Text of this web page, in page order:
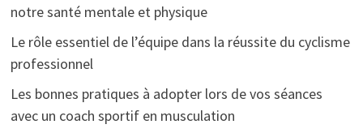
notre santé mentale et physique
Le rôle essentiel de l’équipe dans la réussite du cyclisme
professionnel
Les bonnes pratiques à adopter lors de vos séances
avec un coach sportif en musculation